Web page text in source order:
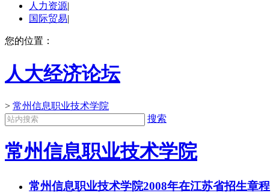
人力资源|
国际贸易|
您的位置：
人大经济论坛
> 常州信息职业技术学院
搜索
常州信息职业技术学院
常州信息职业技术学院2008年在江苏省招生章程